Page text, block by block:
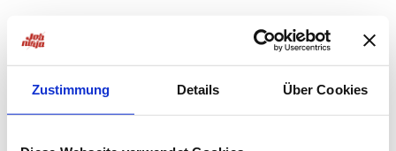
Zustimmung Details Über Cookies